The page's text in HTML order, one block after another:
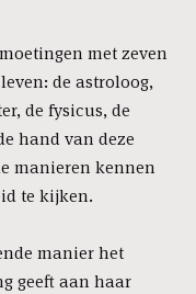
met zeven
de astroloog,
de fysicus, de
hand van deze
manieren kennen
te kijken.
manier het
geeft aan haar